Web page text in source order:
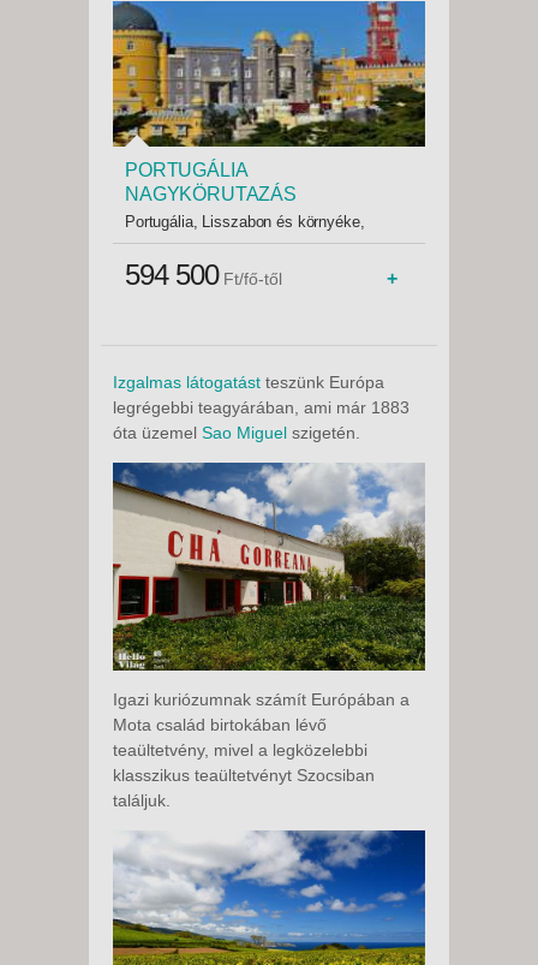
PORTUGÁLIA
NAGYKÖRUTAZÁS
CSILLAGTÚRÁKKAL,
PIHENÉSSEL - Csillagtúrák
Lisszabonból, Lisszabontól
Portóig, hajóval a Douro folyón -
Portugália, Lisszabon és környéke,
Lisszabon
594 500 Ft/fő-től +
Izgalmas látogatást teszünk Európa
legrégebbi teagyárában, ami már 1883
óta üzemel Sao Miguel szigetén.
Igazi kuriózumnak számít Európában a
Mota család birtokában lévő
teaültetvény, mivel a legközelebbi
klasszikus teaültetvényt Szocsiban
találjuk.